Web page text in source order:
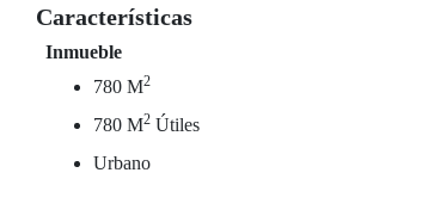
Características
Inmueble
780 M2
780 M2 Útiles
Urbano